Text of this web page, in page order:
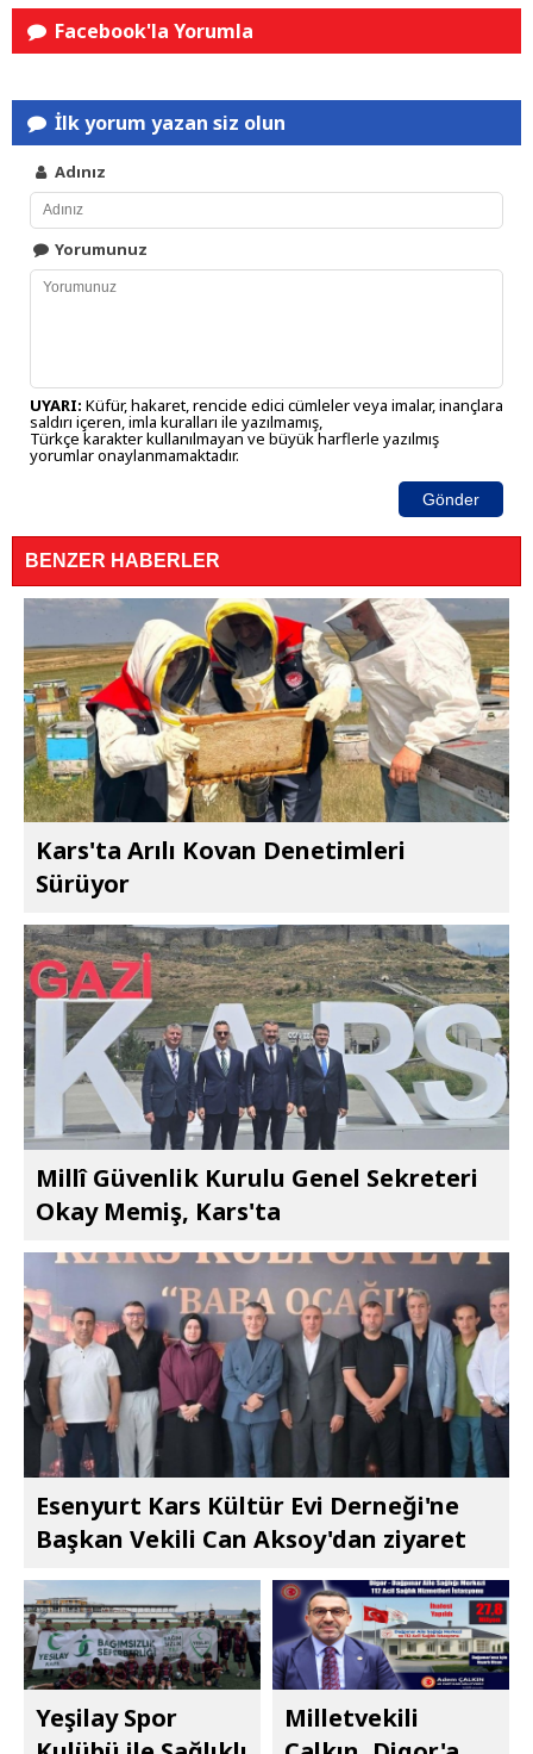
Facebook'la Yorumla
İlk yorum yazan siz olun
Adınız
Yorumunuz
UYARI: Küfür, hakaret, rencide edici cümleler veya imalar, inançlara
saldırı içeren, imla kuralları ile yazılmamış,
Türkçe karakter kullanılmayan ve büyük harflerle yazılmış
yorumlar onaylanmamaktadır.
Gönder
BENZER HABERLER
Kars'ta Arılı Kovan Denetimleri
Sürüyor
Millî Güvenlik Kurulu Genel Sekreteri
Okay Memiş, Kars'ta
Esenyurt Kars Kültür Evi Derneği'ne
Başkan Vekili Can Aksoy'dan ziyaret
Yeşilay Spor
Milletvekili